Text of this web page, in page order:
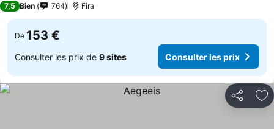
7,5 Bien 764 Fira
De 153 €
Consulter les prix de 9 sites Consulter les prix
Partager